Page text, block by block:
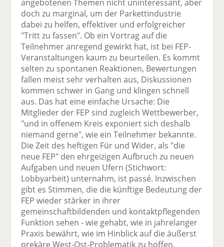
angebotenen Themen nicht uninteressant, aber
doch zu marginal, um der Parkettindustrie
dabei zu helfen, effektiver und erfolgreicher
"Tritt zu fassen". Ob ein Vortrag auf die
Teilnehmer anregend gewirkt hat, ist bei FEP-
Veranstaltungen kaum zu beurteilen. Es kommt
selten zu spontanen Reaktionen, Bewertungen
fallen meist sehr verhalten aus, Diskussionen
kommen schwer in Gang und klingen schnell
aus. Das hat eine einfache Ursache: Die
Mitglieder der FEP sind zugleich Wettbewerber,
"und in offenem Kreis exponiert sich deshalb
niemand gerne", wie ein Teilnehmer bekannte.
Die Zeit des heftigen Für und Wider, als "die
neue FEP" den ehrgeizigen Aufbruch zu neuen
Aufgaben und neuen Ufern (Stichwort:
Lobbyarbeit) unternahm, ist passé. Inzwischen
gibt es Stimmen, die die künftige Bedeutung der
FEP wieder stärker in ihrer
gemeinschaftbildenden und kontaktpflegenden
Funktion sehen - wie gehabt, wie in jahrelanger
Praxis bewährt, wie im Hinblick auf die äußerst
prekäre West-Ost-Problematik zu hoffen.